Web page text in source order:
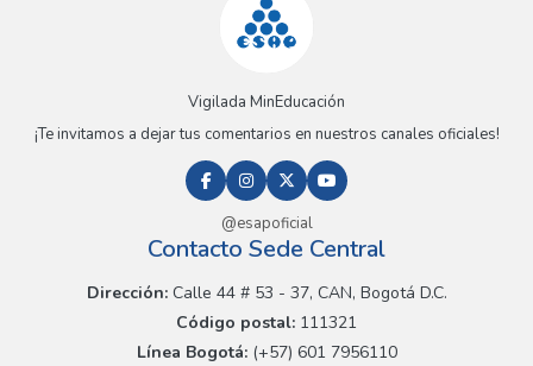
Vigilada MinEducación
¡Te invitamos a dejar tus comentarios en nuestros canales oficiales!
@esapoficial
Contacto Sede Central
Dirección:Calle 44 # 53 - 37, CAN, Bogotá D.C.
Código postal: 111321
Línea Bogotá:(+57) 601 7956110